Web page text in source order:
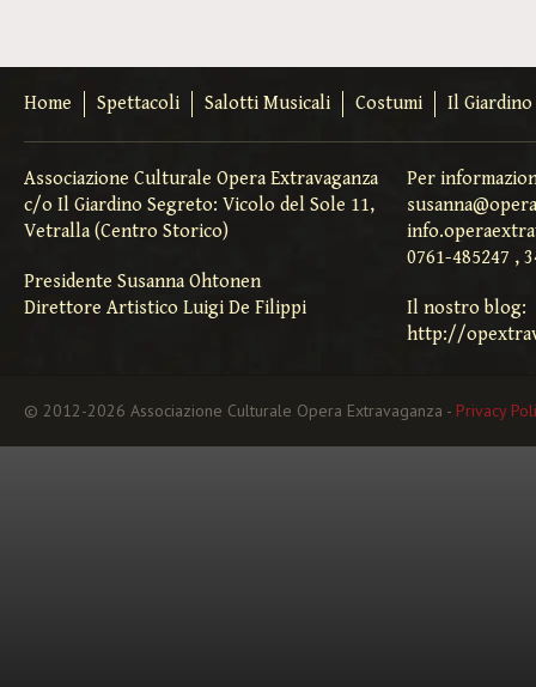
Home Spettacoli Salotti Musicali Costumi Il
Associazione Culturale Opera Extravaganza
c/o Il Giardino Segreto: Vicolo del Sole 11,
Vetralla (Centro Storico)
Presidente Susanna Ohtonen
Direttore Artistico Luigi De Filippi
Per
0761-485247 ,
Il nostro blog:
http://
© 2012-2026 Associazione Culturale Opera Extravaganza - Privacy